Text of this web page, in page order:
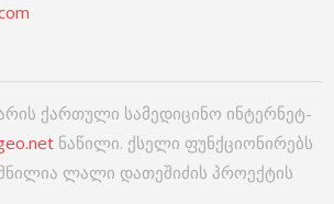
ქართული სამედიცინო ინტერნეტ-
ნაწილი. ქსელი ფუნქციონირებს
ლალი დათეშიძის პროექტის